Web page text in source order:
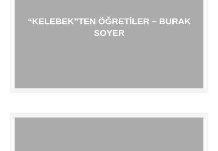
“KELEBEK”TEN ÖĞRETILER – BURAK
SOYER